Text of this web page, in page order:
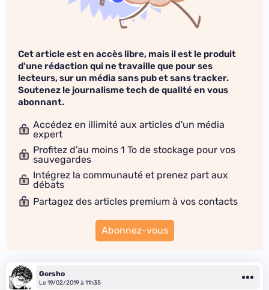
Cet article est en accès libre, mais il est le produit
d'une rédaction qui ne travaille que pour ses
lecteurs, sur un média sans pub et sans tracker.
Soutenez le journalisme tech de qualité en vous
abonnant.
Accédez en illimité aux articles d'un média
expert
Profitez d'au moins 1 To de stockage pour vos
sauvegardes
Intégrez la communauté et prenez part aux
débats
Partagez des articles premium à vos contacts
Abonnez-vous
Gersho
Le 19/02/2019 à 11h35